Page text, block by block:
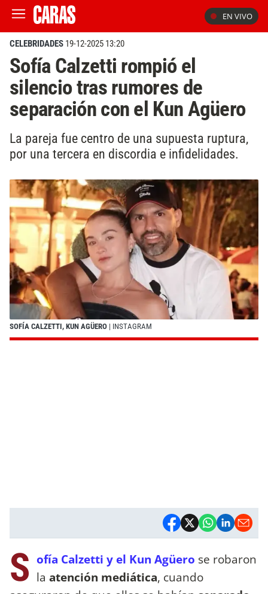
EN VIVO
CELEBRIDADES 19-12-2025 13:20
Sofía Calzetti rompió el
silencio tras rumores de
separación con el Kun Agüero
La pareja fue centro de una supuesta ruptura,
por una tercera en discordia e infidelidades.
SOFÍA CALZETTI, KUN AGÜERO | INSTAGRAM
S ofía Calzetti y el Kun Agüero se robaron
la atención mediática, cuando